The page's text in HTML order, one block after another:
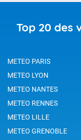
Top 20 des
METEO PARIS
METEO LYON
METEO NANTES
METEO RENNES
METEO LILLE
METEO GRENOBLE